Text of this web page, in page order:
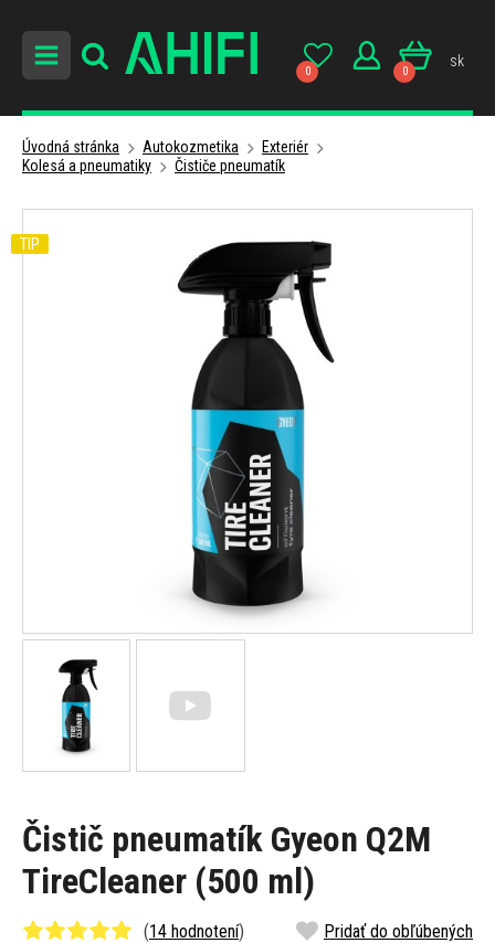
0 0
sk
Úvodná stránka Autokozmetika
Exteriér
Kolesá a pneumatiky
Čističe pneumatík
Čistič pneumatík Gyeon Q2M
TireCleaner (500 ml)
(14 hodnotení) Pridať do obľúbených
TIP